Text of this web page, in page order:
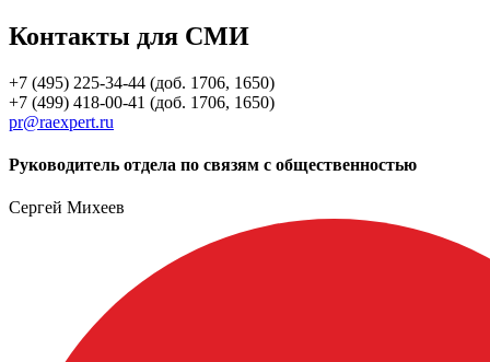
Контакты для СМИ
+7 (495) 225-34-44 (доб. 1706, 1650)
+7 (499) 418-00-41 (доб. 1706, 1650)
pr@raexpert.ru
Руководитель отдела по связям с общественностью
Сергей Михеев